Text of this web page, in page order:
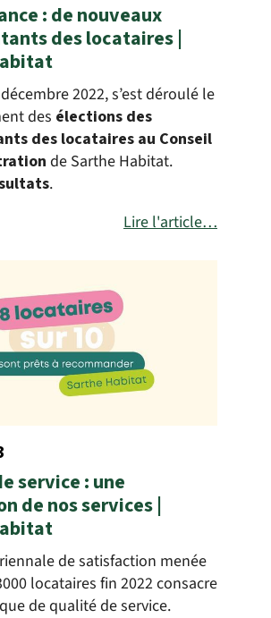
: de nouveaux
des locataires |
2022, s’est déroulé le
des élections des
des locataires au Conseil
de Sarthe Habitat.
.
Lire l'article…
service : une
de nos services |
de satisfaction menée
locataires fin 2022 consacre
de qualité de service.